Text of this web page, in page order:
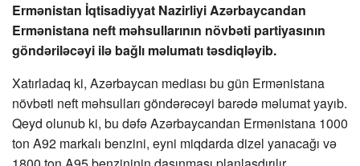
Ermənistan İqtisadiyyat Nazirliyi Azərbaycandan
Ermənistana neft məhsullarının növbəti partiyasının
göndəriləcəyi ilə bağlı məlumatı təsdiqləyib.
Xatırladaq ki, Azərbaycan mediası bu gün Ermənistana
növbəti neft məhsulları göndərəcəyi barədə məlumat yayıb.
Qeyd olunub ki, bu dəfə Azərbaycandan Ermənistana 1000
ton A92 markalı benzini, eyni miqdarda dizel yanacağı və